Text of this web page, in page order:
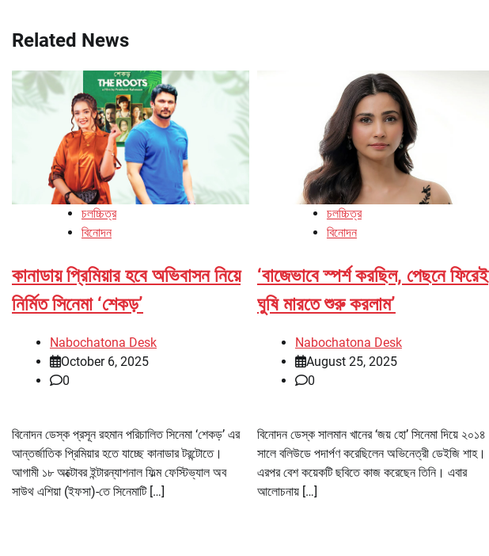
Related News
চলচ্চিত্র
বিনোদন
কানাডায় প্রিমিয়ার হবে অভিবাসন নিয়ে
নির্মিত সিনেমা ‘শেকড়’
Nabochatona Desk
October 6, 2025
0
বিনোদন ডেস্ক প্রসূন রহমান পরিচালিত সিনেমা ‘শেকড়’ এর
আন্তর্জাতিক প্রিমিয়ার হতে যাচ্ছে কানাডার টরন্টোতে।
আগামী ১৮ অক্টোবর ইন্টারন্যাশনাল ফিল্ম ফেস্টিভ্যাল অব
সাউথ এশিয়া (ইফসা)-তে সিনেমাটি […]
চলচ্চিত্র
বিনোদন
‘বাজেভাবে স্পর্শ করছিল, পেছনে ফিরেই
ঘুষি মারতে শুরু করলাম’
Nabochatona Desk
August 25, 2025
0
বিনোদন ডেস্ক সালমান খানের ‘জয় হো’ সিনেমা দিয়ে ২০১৪
সালে বলিউডে পদার্পণ করেছিলেন অভিনেত্রী ডেইজি শাহ।
এরপর বেশ কয়েকটি ছবিতে কাজ করেছেন তিনি। এবার
আলোচনায় […]